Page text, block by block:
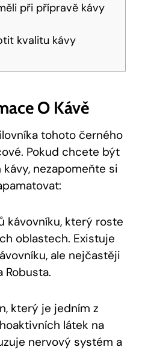
při přípravě kávy
kvalitu kávy
O Kávě
tohoto černého
Pokud chcete být
nezapomeňte si
kávovníku, který roste
oblastech. Existuje
ale nejčastěji
Robusta.
který je jedním z
látek na
nervový systém a